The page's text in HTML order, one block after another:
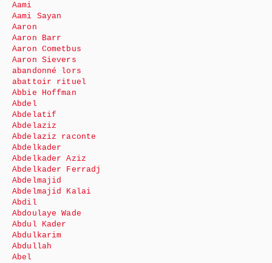
Aami
Aami Sayan
Aaron
Aaron Barr
Aaron Cometbus
Aaron Sievers
abandonné lors
abattoir rituel
Abbie Hoffman
Abdel
Abdelatif
Abdelaziz
Abdelaziz raconte
Abdelkader
Abdelkader Aziz
Abdelkader Ferradj
Abdelmajid
Abdelmajid Kalai
Abdil
Abdoulaye Wade
Abdul Kader
Abdulkarim
Abdullah
Abel